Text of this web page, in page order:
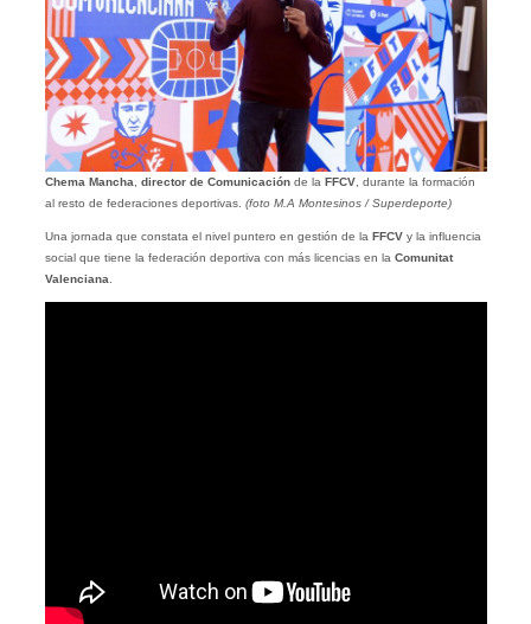
Chema Mancha director de Comunicaciónde la FFCV, durante la formación
al resto de federaciones deportivas. (foto M.A Montesinos / Superdeporte)
Una jornada que constata el nivel puntero en gestión de la FFCVy la influencia
social que tiene la federación deportiva con más licencias en la Comunitat
Valenciana